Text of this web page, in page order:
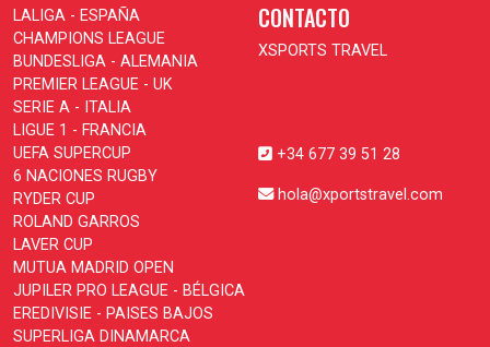
LALIGA - ESPAÑA
CHAMPIONS LEAGUE
BUNDESLIGA - ALEMANIA
PREMIER LEAGUE - UK
SERIE A - ITALIA
LIGUE 1 - FRANCIA
UEFA SUPERCUP
6 NACIONES RUGBY
RYDER CUP
ROLAND GARROS
LAVER CUP
MUTUA MADRID OPEN
JUPILER PRO LEAGUE - BÉLGICA
EREDIVISIE - PAISES BAJOS
SUPERLIGA DINAMARCA
CONTACTO
XSPORTS TRAVEL
+34 677 39 51 28
hola@xportstravel.com